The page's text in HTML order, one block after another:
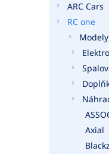
ARC Cars
RC one
Elektro
Axial